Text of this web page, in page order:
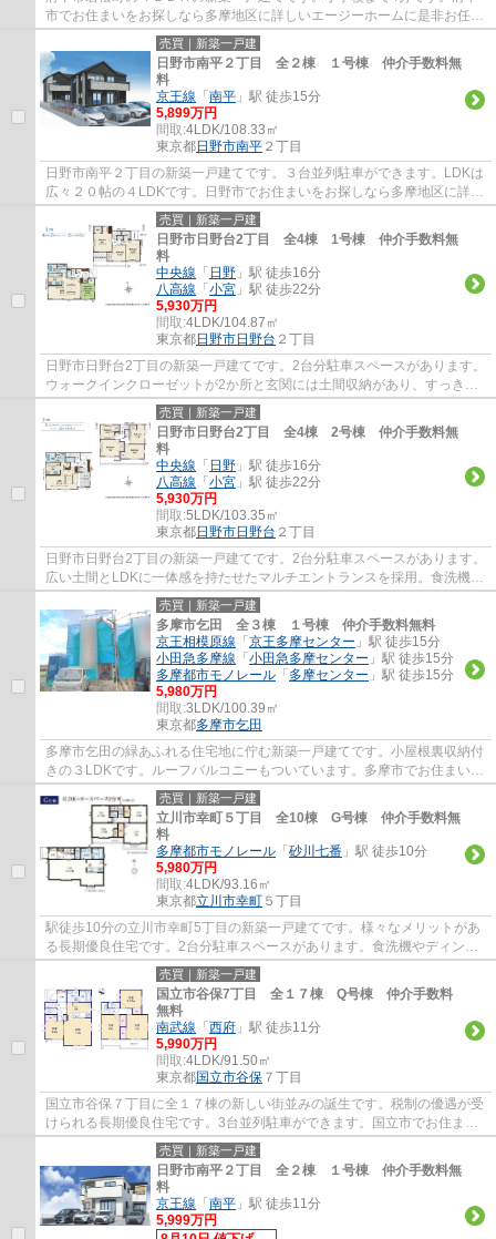
市でお住まいをお探しなら多摩地区に詳しいエージーホームに是非お任せ
ください。まずはお気軽にご連絡ください。
売買｜新築一戸建
日野市南平２丁目 全２棟 １号棟 仲介手数料無
料
京王線 「 南平 」駅 徒歩15分
5,899万円
間取:4LDK/108.33㎡
東京都日野市南平 ２丁目
日野市南平２丁目の新築一戸建てです。３台並列駐車ができます。LDKは
広々２０帖の４LDKです。日野市でお住まいをお探しなら多摩地区に詳し
いエージーホームに是非お任せください。ま...
売買｜新築一戸建
日野市日野台2丁目 全4棟 1号棟 仲介手数料無
料
中央線 「 日野 」駅 徒歩16分
八高線 「 小宮 」駅 徒歩22分
5,930万円
間取:4LDK/104.87㎡
東京都日野市日野台 ２丁目
日野市日野台2丁目の新築一戸建てです。2台分駐車スペースがあります。
ウォークインクローゼットが2か所と玄関には土間収納があり、すっきり
と暮らせます。食洗機や浴室乾燥機等、設備...
売買｜新築一戸建
日野市日野台2丁目 全4棟 2号棟 仲介手数料無
料
中央線 「 日野 」駅 徒歩16分
八高線 「 小宮 」駅 徒歩22分
5,930万円
間取:5LDK/103.35㎡
東京都日野市日野台 ２丁目
日野市日野台2丁目の新築一戸建てです。2台分駐車スペースがあります。
広い土間とLDKに一体感を持たせたマルチエントランスを採用。食洗機や
浴室乾燥機等、設備も充実しています。日野...
売買｜新築一戸建
多摩市乞田 全３棟 １号棟 仲介手数料無料
京王相模原線 「 京王多摩センター 」駅 徒歩15分
小田急多摩線 「 小田急多摩センター 」駅 徒歩15分
多摩都市モノレール 「 多摩センター 」駅 徒歩15分
5,980万円
間取:3LDK/100.39㎡
東京都多摩市乞田
多摩市乞田の緑あふれる住宅地に佇む新築一戸建てです。小屋根裏収納付
きの３LDKです。ルーフバルコニーもついています。多摩市でお住まいを
お探しなら多摩地区に詳しいエージーホーム...
売買｜新築一戸建
立川市幸町５丁目 全10棟 G号棟 仲介手数料無
料
多摩都市モノレール 「 砂川七番 」駅 徒歩10分
5,980万円
間取:4LDK/93.16㎡
東京都立川市幸町 ５丁目
駅徒歩10分の立川市幸町5丁目の新築一戸建てです。様々なメリットがあ
る長期優良住宅です。2台分駐車スペースがあります。食洗機やディンプ
ルキー等、設備も充実しています。立川市で...
売買｜新築一戸建
国立市谷保7丁目 全１７棟 Q号棟 仲介手数料
無料
南武線 「 西府 」駅 徒歩11分
5,990万円
間取:4LDK/91.50㎡
東京都国立市谷保 ７丁目
国立市谷保７丁目に全１７棟の新しい街並みの誕生です。税制の優遇が受
けられる長期優良住宅です。3台並列駐車ができます。国立市でお住まい
をお探しなら地元密着型のエージーホームに...
売買｜新築一戸建
日野市南平２丁目 全２棟 １号棟 仲介手数料無
料
京王線 「 南平 」駅 徒歩11分
5,999万円